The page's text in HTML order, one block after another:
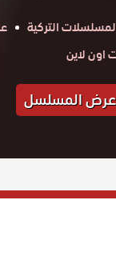
التركية
اون لاين
عرض المسلسل